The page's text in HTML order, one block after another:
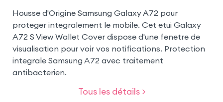
Housse d'Origine Samsung Galaxy A72 pour
proteger integralement le mobile. Cet etui Galaxy
A72 S View Wallet Cover dispose d'une fenetre de
visualisation pour voir vos notifications. Protection
integrale Samsung A72 avec traitement
antibacterien.
Tous les détails >